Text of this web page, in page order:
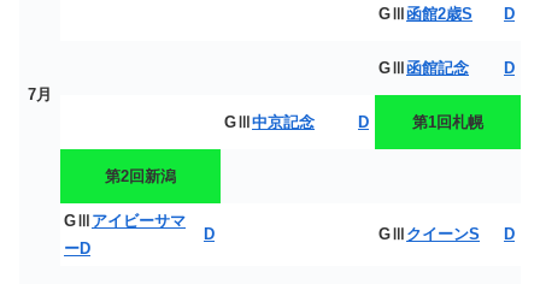
7月
GⅢ函館2歳S D
GⅢ函館記念 D
GⅢ中京記念 D 第1回札幌
第2回新潟
GⅢ アイビーサマ
ーD
D GⅢ クイーンS D